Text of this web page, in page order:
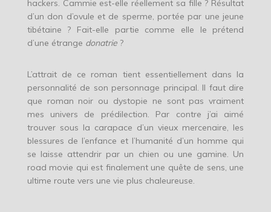
hackers. Cammie est-elle réellement sa fille ? Résultat
d’un don d’ovule et de sperme, portée par une jeune
tibétaine ? Fait-elle partie comme elle le prétend
d’une étrange donatrie?
L’attrait de ce roman tient essentiellement dans la
personnalité de son personnage principal. Il faut dire
que roman noir ou dystopie ne sont pas vraiment
mes univers de prédilection. Par contre j’ai aimé
trouver sous la carapace d’un vieux mercenaire, les
blessures de l’enfance et l’humanité d’un homme qui
se laisse attendrir par un chien ou une gamine. Un
road movie qui est finalement une quête de sens, une
ultime route vers une vie plus chaleureuse.